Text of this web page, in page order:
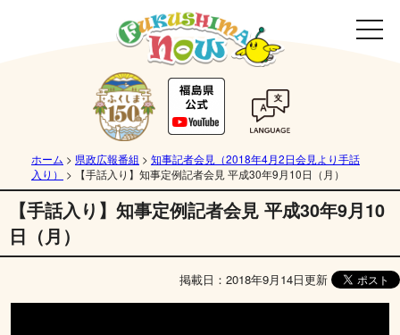
ホーム > 県政広報番組 > 知事記者会見（2018年4月2日会見より手話
入り）
> 【手話入り】知事定例記者会見 平成30年9月10日（月）
【手話入り】知事定例記者会見 平成30年9月10
日（月）
掲載日：2018年9月14日更新